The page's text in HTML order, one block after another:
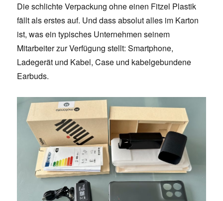
Die schlichte Verpackung ohne einen Fitzel Plastik
fällt als erstes auf. Und dass absolut alles im Karton
ist, was ein typisches Unternehmen seinem
Mitarbeiter zur Verfügung stellt: Smartphone,
Ladegerät und Kabel, Case und kabelgebundene
Earbuds.